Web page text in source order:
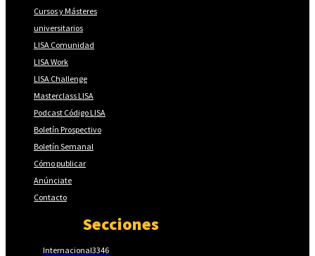
Cursos y Másteres
universitarios
LISA Comunidad
LISA Work
LISA Challenge
Masterclass LISA
Podcast Código LISA
Boletín Prospectivo
Boletín Semanal
Cómo publicar
Anúnciate
Contacto
Secciones
Internacional3346